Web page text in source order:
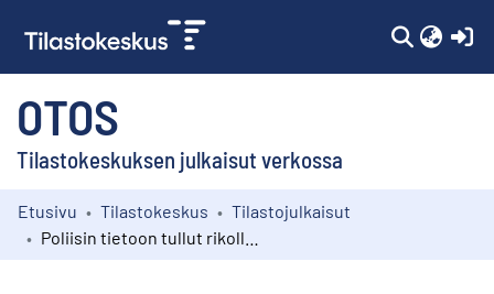
OTOS
Tilastokeskuksen julkaisut verkossa
Kokoelmat
Etusivu Tilastokeskus
Tilastojulkaisut